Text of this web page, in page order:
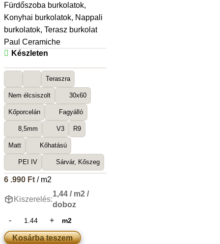
Fürdőszoba burkolatok,
Konyhai burkolatok, Nappali
burkolatok, Terasz burkolat
Paul Ceramiche
Készleten
Teraszra
Nem élcsiszolt 30x60
Kőporcelán Fagyálló
8,5mm V3 R9
Matt Kőhatású
PEI IV Sárvár, Kőszeg
6 .990 Ft/ m2
Kiszerelés:
1,44 / m2 /
doboz
m2
Kosárba teszem